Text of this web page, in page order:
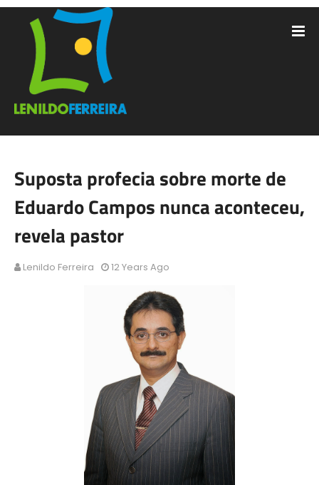
Suposta profecia sobre morte de
Eduardo Campos nunca aconteceu,
revela pastor
Lenildo Ferreira 12 Years Ago